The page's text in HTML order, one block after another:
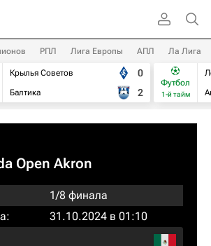
РПЛ Лига Европы АПЛ Ла Лига
Крылья Советов
Балтика
0
2
Футбол
1-й тайм
Open Akron
1/8 финала
31.10.2024 в 01:10